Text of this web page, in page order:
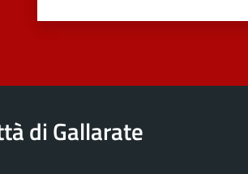
di Gallarate